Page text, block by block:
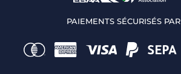
PAIEMENTS SÉCURISÉS PAR